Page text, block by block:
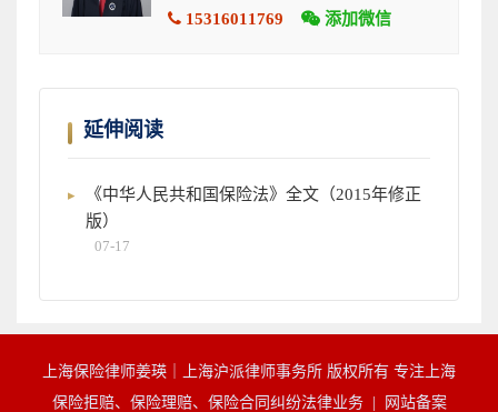
15316011769 添加微信
延伸阅读
《中华人民共和国保险法》全文（2015年修正
版）
07-17
上海保险律师姜瑛｜上海沪派律师事务所 版权所有 专注上海
保险拒赔、保险理赔、保险合同纠纷法律业务 |
网站备案